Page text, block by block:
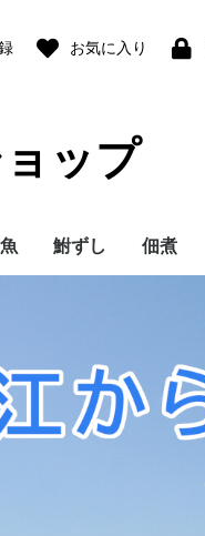
お気に入り
ップ
鮒ずし 佃煮